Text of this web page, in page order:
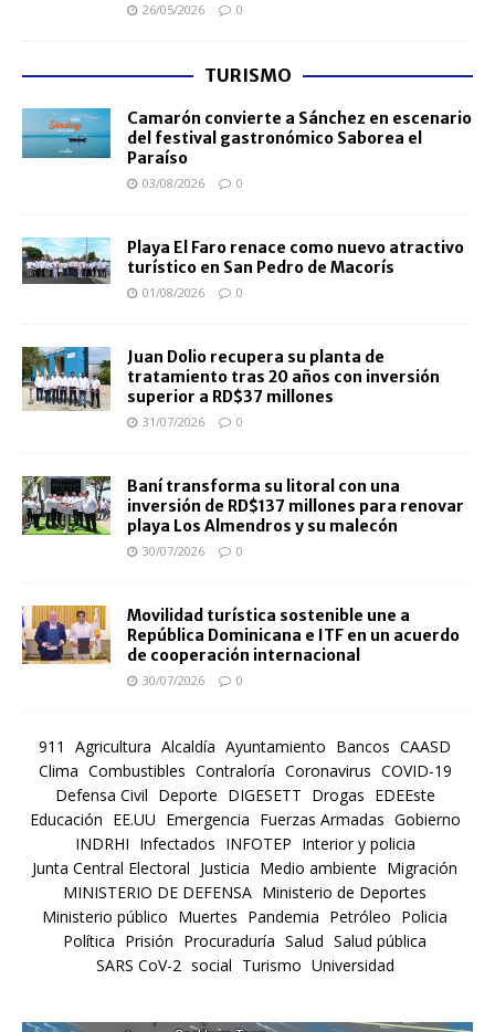
26/05/2026 0
TURISMO
Camarón convierte a Sánchez en escenario
del festival gastronómico Saborea el
Paraíso
03/08/2026 0
Playa El Faro renace como nuevo atractivo
turístico en San Pedro de Macorís
01/08/2026 0
Juan Dolio recupera su planta de
tratamiento tras 20 años con inversión
superior a RD$37 millones
31/07/2026 0
Baní transforma su litoral con una
inversión de RD$137 millones para renovar
playa Los Almendros y su malecón
30/07/2026 0
Movilidad turística sostenible une a
República Dominicana e ITF en un acuerdo
de cooperación internacional
30/07/2026 0
911 Agricultura Alcaldía Ayuntamiento Bancos CAASD
Clima Combustibles Contraloría Coronavirus COVID-19
Defensa Civil Deporte DIGESETT Drogas EDEEste
Educación EE.UU Emergencia Fuerzas Armadas Gobierno
INDRHI Infectados INFOTEP Interior y policia
Junta Central Electoral Justicia Medio ambiente Migración
MINISTERIO DE DEFENSA Ministerio de Deportes
Ministerio público Muertes Pandemia Petróleo Policia
Política Prisión Procuraduría Salud Salud pública
SARS CoV-2 social Turismo Universidad